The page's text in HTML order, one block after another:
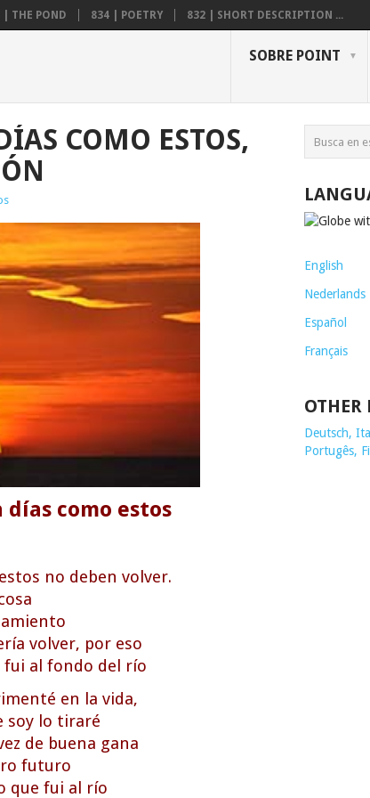
| THE POND 834 | POETRY 832 | SHORT DESCRIPTION ...
SOBRE POINT
COMO ESTOS,
días como estos
no deben volver.
volver, por eso
fui al fondo del río
en la vida,
soy lo tiraré
de buena gana
futuro
que fui al río
English
Nederlands
Español
Français
OTHER
Deutsch,
Portugês,